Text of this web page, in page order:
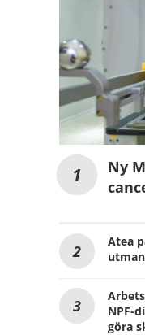
Ny
Atea
NPF-
göra